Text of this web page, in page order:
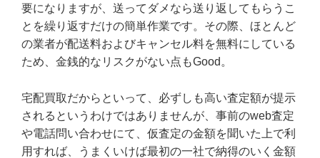
要になりますが、送ってダメなら送り返してもらうこ
とを繰り返すだけの簡単作業です。その際、ほとんど
の業者が配送料およびキャンセル料を無料にしている
ため、金銭的なリスクがない点もGood。
宅配買取だからといって、必ずしも高い査定額が提示
されるというわけではありませんが、事前のweb査定
や電話問い合わせにて、仮査定の金額を聞いた上で利
用すれば、うまくいけば最初の一社で納得のいく金額